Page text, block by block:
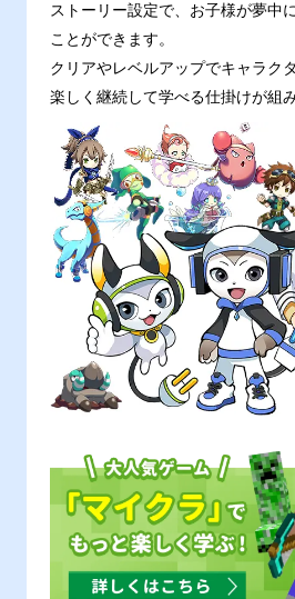
ストーリー設定で、お子様が夢中
ことができます。
クリアやレベルアップでキャラク
楽しく継続して学べる仕掛けが組